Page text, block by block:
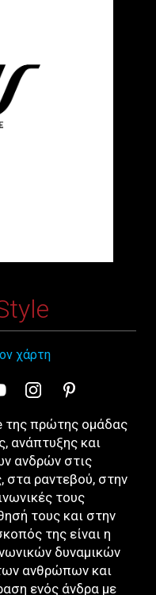
χάρτη
της πρώτης ομάδας
ανάπτυξης και
ανδρών στις
στα ραντεβού, στην
τους
τους και στην
της είναι η
δυναμικών
ανθρώπων και
ενός άνδρα με